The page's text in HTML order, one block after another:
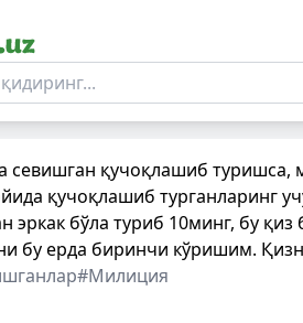
севишган қучоқлашиб туришса,
қучоқлашиб турганларинг
эркак бўла туриб 10минг, бу қиз
бу ерда биринчи кўришим.
#Милиция